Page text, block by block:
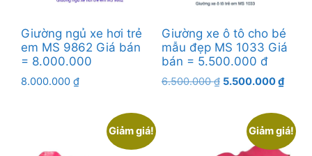
Giường ngủ xe hơi trẻ
em MS 9862 Giá bán
= 8.000.000
8.000.000 ₫
Giường xe ô tô cho bé
mẫu đẹp MS 1033 Giá
bán = 5.500.000 đ
6.500.000₫ Giá
6.500.000 ₫.
5.500.000₫Giá
là:
Giảm giá! Giảm giá!